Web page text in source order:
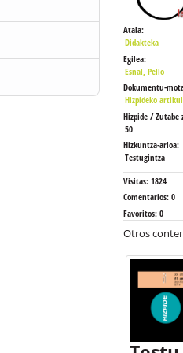
Atala:
Didakteka
Egilea:
Esnal, Pello
Dokumentu-
Hizpideko
Hizpide / Zutabe
50
Hizkuntza-arloa:
Testugintza
Visitas: 1824
Comentarios: 0
Favoritos: 0
Otros